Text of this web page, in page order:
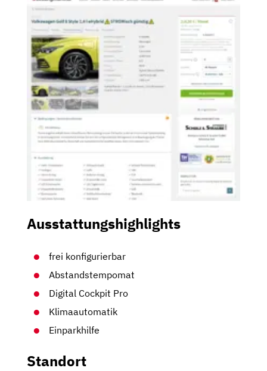
Ausstattungshighlights
frei konfigurierbar
Abstandstempomat
Digital Cockpit Pro
Klimaautomatik
Einparkhilfe
Standort